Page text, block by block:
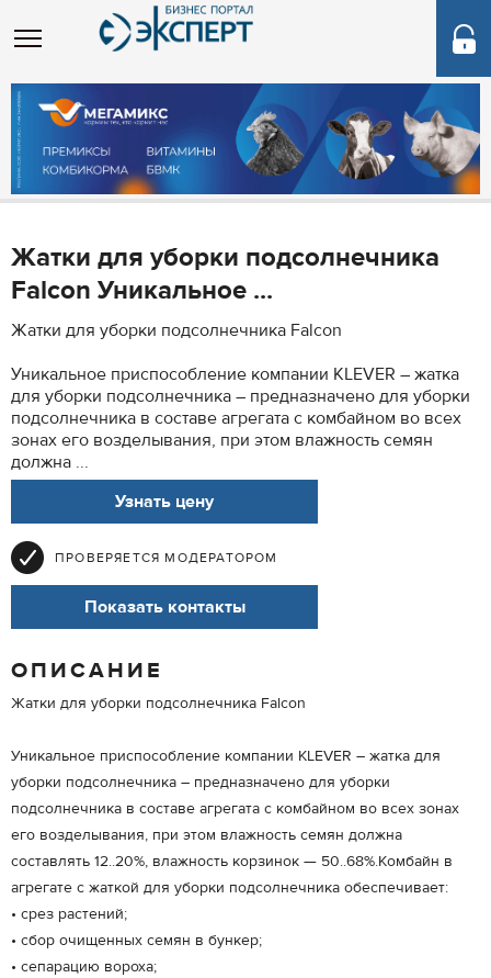
Жатки для уборки подсолнечника
Falcon Уникальное ...
Жатки для уборки подсолнечника Falcon
Уникальное приспособление компании KLEVER – жатка
для уборки подсолнечника – предназначено для уборки
подсолнечника в составе агрегата с комбайном во всех
зонах его возделывания, при этом влажность семян
должна ...
Узнать цену
ПРОВЕРЯЕТСЯ МОДЕРАТОРОМ
Показать контакты
ОПИСАНИЕ
Жатки для уборки подсолнечника Falcon
Уникальное приспособление компании KLEVER – жатка для
уборки подсолнечника – предназначено для уборки
подсолнечника в составе агрегата с комбайном во всех зонах
его возделывания, при этом влажность семян должна
составлять 12..20%, влажность корзинок — 50..68%.Комбайн в
агрегате с жаткой для уборки подсолнечника обеспечивает:
• срез растений;
• сбор очищенных семян в бункер;
• сепарацию вороха;